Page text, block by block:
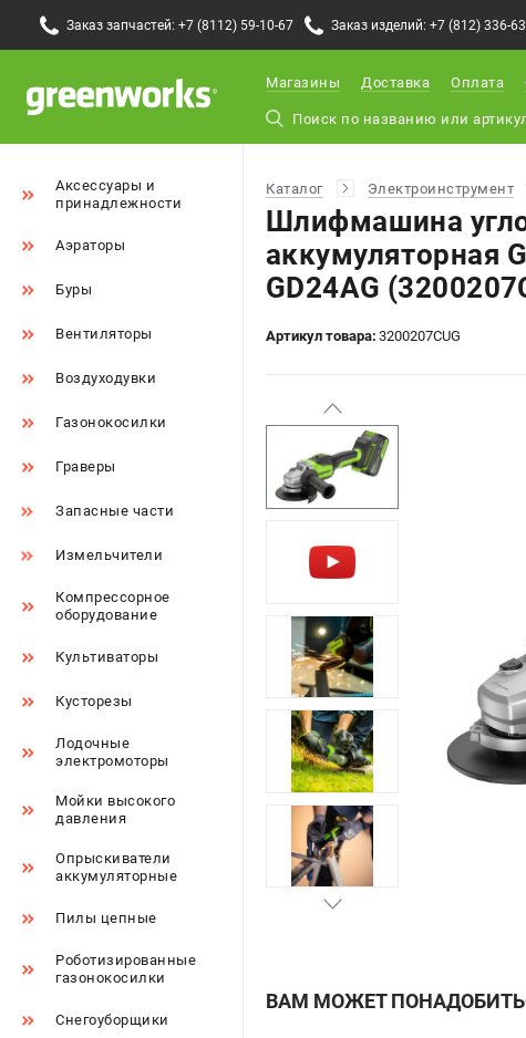
Заказ запчастей: +7 (8112) 59-10-67 Заказ изделий: +7 (812) 336-
Магазины Доставка Оплата
Аксессуары и
принадлежности
Аэраторы
Буры
Вентиляторы
Воздуходувки
Газонокосилки
Граверы
Запасные части
Измельчители
Компрессорное
оборудование
Культиваторы
Кусторезы
Лодочные
электромоторы
Мойки высокого
давления
Опрыскиватели
аккумуляторные
Пилы цепные
Роботизированные
газонокосилки
Снегоуборщики
Каталог Электроинструмент
Шлифмашина
аккумуляторная
GD24AG
Артикул товара: 3200207CUG
ВАМ МОЖЕТ